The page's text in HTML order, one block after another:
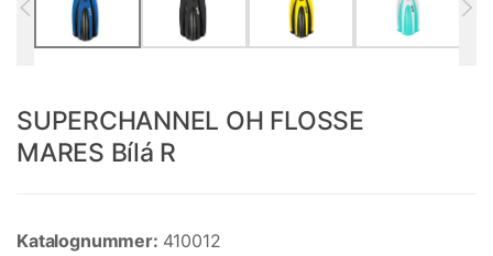
SUPERCHANNEL OH FLOSSE
MARES Bílá R
Katalognummer: 410012